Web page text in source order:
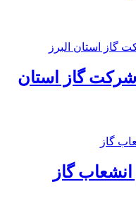
شرکت گاز استان
گاز